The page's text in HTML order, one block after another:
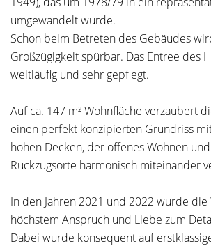
umgewandelt wurde.
Schon beim Betreten des Gebäudes
Großzügigkeit spürbar. Das Entree des
weitläufig und sehr gepflegt.
Auf ca. 147 m² Wohnfläche verzaubert
einen perfekt konzipierten Grundriss
hohen Decken, der offenes Wohnen
Rückzugsorte harmonisch miteinander
In den Jahren 2021 und 2022 wurde
höchstem Anspruch und Liebe zum
Dabei wurde konsequent auf